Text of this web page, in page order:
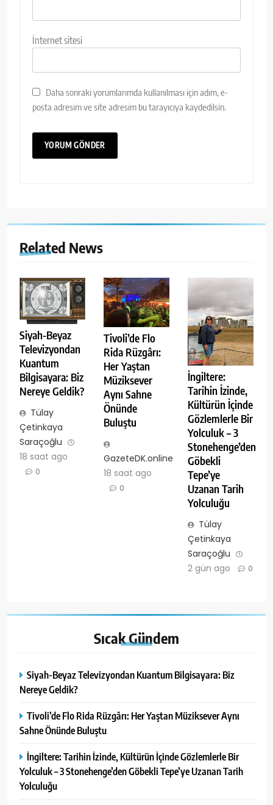
İnternet sitesi
Daha sonraki yorumlarımda kullanılması için adım, e-
posta adresim ve site adresim bu tarayıcıya kaydedilsin.
Related News
Siyah-Beyaz
Televizyondan
Kuantum
Bilgisayara: Biz
Nereye Geldik?
Tülay
Çetinkaya
Saraçoğlu
18 saat ago
0
Tivoli’de Flo
Rida Rüzgârı:
Her Yaştan
Müziksever
Aynı Sahne
Önünde
Buluştu
GazeteDK.online
18 saat ago
0
İngiltere:
Tarihin İzinde,
Kültürün İçinde
Gözlemlerle Bir
Yolculuk – 3
Stonehenge’den
Göbekli
Tepe’ye
Uzanan Tarih
Yolculuğu
Tülay
Çetinkaya
Saraçoğlu
2 gün ago
0
SıcakGündem
Siyah-Beyaz Televizyondan Kuantum Bilgisayara: Biz
Nereye Geldik?
Tivoli’de Flo Rida Rüzgârı: Her Yaştan Müziksever Aynı
Sahne Önünde Buluştu
İngiltere: Tarihin İzinde, Kültürün İçinde Gözlemlerle Bir
Yolculuk – 3 Stonehenge’den Göbekli Tepe’ye Uzanan Tarih
Yolculuğu